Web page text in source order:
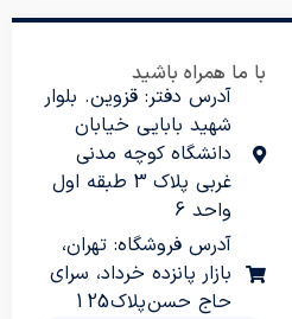
با ما همراه باشید
آدرس دفتر: قزوین. بلوار
شهید بابایی خیابان
دانشگاه کوچه مدنی
غربی پلاک 3 طبقه اول
واحد 6
آدرس فروشگاه: تهران،
بازار پانزده خرداد، سرای
حاج حسن پلاک 125